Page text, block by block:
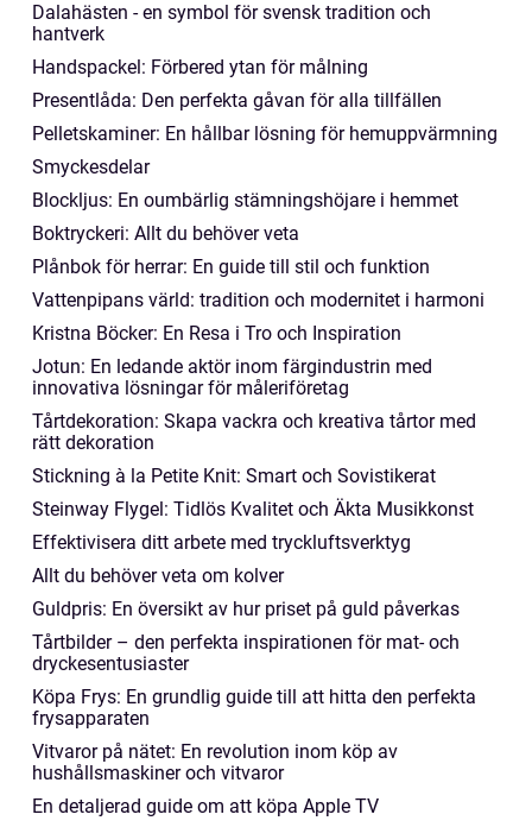
Dalahästen - en symbol för svensk tradition och
hantverk
Handspackel: Förbered ytan för målning
Presentlåda: Den perfekta gåvan för alla tillfällen
Pelletskaminer: En hållbar lösning för hemuppvärmning
Smyckesdelar
Blockljus: En oumbärlig stämningshöjare i hemmet
Boktryckeri: Allt du behöver veta
Plånbok för herrar: En guide till stil och funktion
Vattenpipans värld: tradition och modernitet i harmoni
Kristna Böcker: En Resa i Tro och Inspiration
Jotun: En ledande aktör inom färgindustrin med
innovativa lösningar för måleriföretag
Tårtdekoration: Skapa vackra och kreativa tårtor med
rätt dekoration
Stickning à la Petite Knit: Smart och Sovistikerat
Steinway Flygel: Tidlös Kvalitet och Äkta Musikkonst
Effektivisera ditt arbete med tryckluftsverktyg
Allt du behöver veta om kolver
Guldpris: En översikt av hur priset på guld påverkas
Tårtbilder – den perfekta inspirationen för mat- och
dryckesentusiaster
Köpa Frys: En grundlig guide till att hitta den perfekta
frysapparaten
Vitvaror på nätet: En revolution inom köp av
hushållsmaskiner och vitvaror
En detaljerad guide om att köpa Apple TV